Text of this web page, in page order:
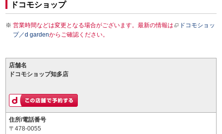
ドコモショップ
営業時間などは変更となる場合がございます。最新の情報は
ドコモショッ
プ／d gardenからご確認ください。
店舗名
ドコモショップ知多店
住所/電話番号
〒478-0055